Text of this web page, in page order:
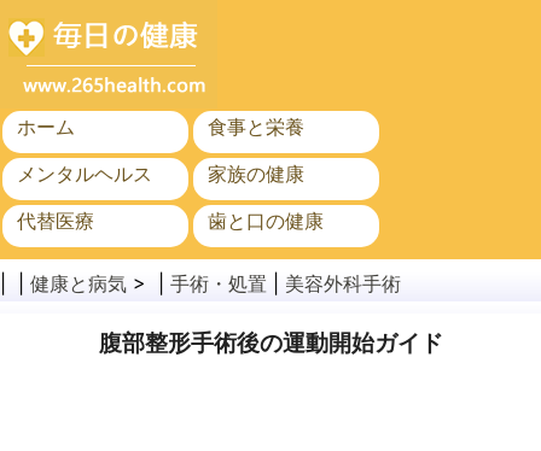
ホーム
食事と栄養
メンタルヘルス
家族の健康
代替医療
歯と口の健康
がん
公衆衛生
健康と病気 > | 手術・処置 美容外科手術
腹部整形手術後の運動開始ガイド